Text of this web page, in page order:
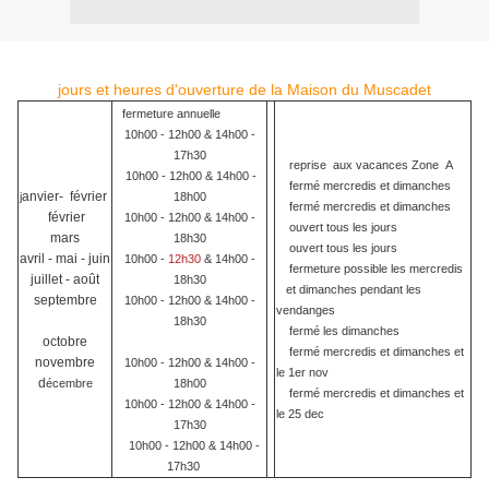
jours et heures d'ouverture de la Maison du Muscadet
janvier- février
février
mars
avril - mai - juin
juillet - août
septembre
octobre
novembre
décembre
fermeture annuelle
10h00 - 12h00 & 14h00 -
17h30
10h00 - 12h00 & 14h00 -
18h00
10h00 - 12h00 & 14h00 -
18h30
10h00 - 12h30& 14h00 -
18h30
10h00 - 12h00 & 14h00 -
18h30
10h00 - 12h00 & 14h00 -
18h00
10h00 - 12h00 & 14h00 -
17h30
10h00 - 12h00 & 14h00 -
17h30
reprise aux vacances Zone A
fermé mercredis et dimanches
fermé mercredis et dimanches
ouvert tous les jours
ouvert tous les jours
fermeture possible les mercredis
et dimanches pendant les
vendanges
fermé les dimanches
fermé mercredis et dimanches et
le 1er nov
fermé mercredis et dimanches et
le 25 dec